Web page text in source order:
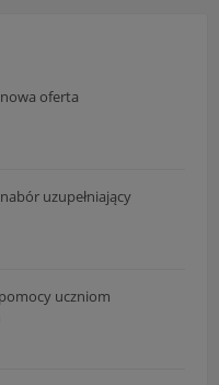
oferta
uzupełniający
uczniom